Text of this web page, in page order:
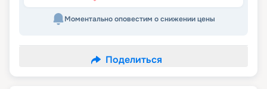
Моментально оповестим о снижении цены
Поделиться